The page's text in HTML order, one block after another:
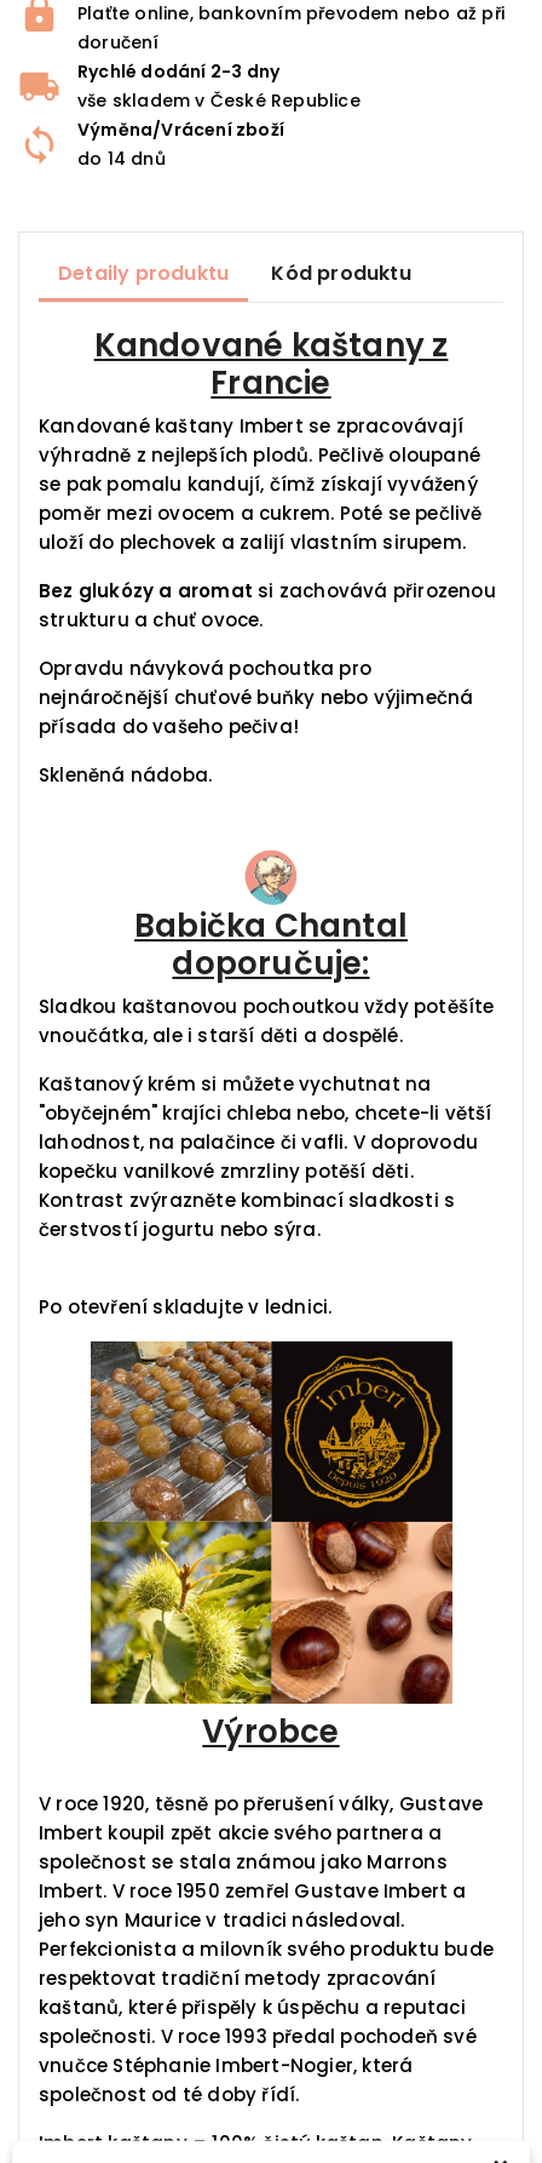
Plaťte online, bankovním převodem nebo až při
doručení
Rychlé dodání 2-3 dny
vše skladem v České Republice
Výměna/Vrácení zboží
do 14 dnů
Detaily produktu Kód produktu
Kandované kaštany z
Francie
Kandované kaštany Imbert se zpracovávají
výhradně z nejlepších plodů. Pečlivě oloupané
se pak pomalu kandují, čímž získají vyvážený
poměr mezi ovocem a cukrem. Poté se pečlivě
uloží do plechovek a zalijí vlastním sirupem.
Bez glukózy a aromat si zachovává přirozenou
strukturu a chuť ovoce.
Opravdu návyková pochoutka pro
nejnáročnější chuťové buňky nebo výjimečná
přísada do vašeho pečiva!
Skleněná nádoba.
Babička Chantal
doporučuje:
Sladkou kaštanovou pochoutkou vždy potěšíte
vnoučátka, ale i starší děti a dospělé.
Kaštanový krém si můžete vychutnat na
"obyčejném" krajíci chleba nebo, chcete-li větší
lahodnost, na palačince či vafli. V doprovodu
kopečku vanilkové zmrzliny potěší děti.
Kontrast zvýrazněte kombinací sladkosti s
čerstvostí jogurtu nebo sýra.
Po otevření skladujte v lednici.
Výrobce
V roce 1920, těsně po přerušení války, Gustave
Imbert koupil zpět akcie svého partnera a
společnost se stala známou jako Marrons
Imbert. V roce 1950 zemřel Gustave Imbert a
jeho syn Maurice v tradici následoval.
Perfekcionista a milovník svého produktu bude
respektovat tradiční metody zpracování
kaštanů, které přispěly k úspěchu a reputaci
společnosti. V roce 1993 předal pochodeň své
vnučce Stéphanie Imbert-Nogier, která
společnost od té doby řídí.
Imbert kaštany = 100% čistý kaštan. Kaštany